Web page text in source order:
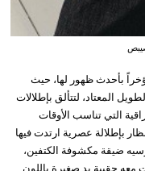
بأحدث ظهور لها، حيث
المعتاد، لتتألق بإطلالات
التي تناسب الأوقات
بإطلالة عصرية ارتدت فيها
ضيقة مكشوفة الكتفين،
حقيبة يد صغيرة باللون